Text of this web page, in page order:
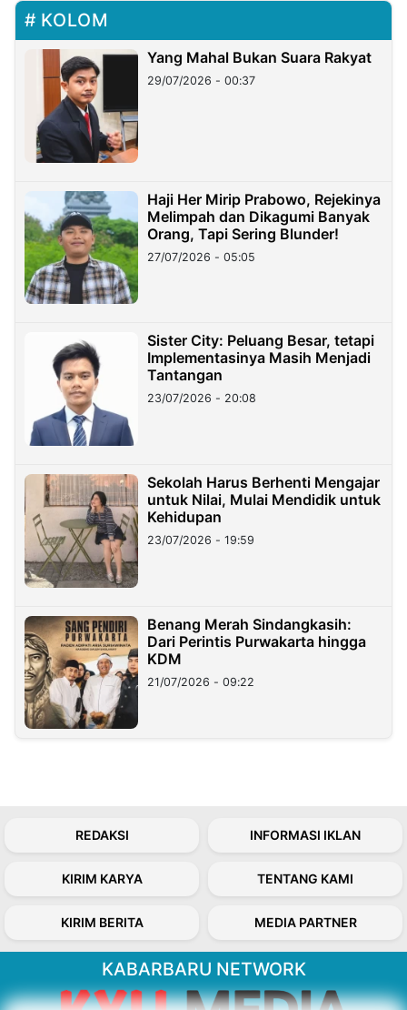
KOLOM
Yang Mahal Bukan Suara Rakyat
29/07/2026 - 00:37
Haji Her Mirip Prabowo, Rejekinya
Melimpah dan Dikagumi Banyak
Orang, Tapi Sering Blunder!
27/07/2026 - 05:05
Sister City: Peluang Besar, tetapi
Implementasinya Masih Menjadi
Tantangan
23/07/2026 - 20:08
Sekolah Harus Berhenti Mengajar
untuk Nilai, Mulai Mendidik untuk
Kehidupan
23/07/2026 - 19:59
Benang Merah Sindangkasih:
Dari Perintis Purwakarta hingga
KDM
21/07/2026 - 09:22
REDAKSI INFORMASI IKLAN
KIRIM KARYA TENTANG KAMI
KIRIM BERITA MEDIA PARTNER
KABARBARU NETWORK